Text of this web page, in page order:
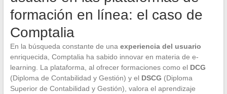
formación en línea: el caso de
Comptalia
En la búsqueda constante de una experiencia del usuario
enriquecida, Comptalia ha sabido innovar en materia de e-
learning. La plataforma, al ofrecer formaciones como el DCG
(Diploma de Contabilidad y Gestión) y el DSCG (Diploma
Superior de Contabilidad y Gestión), valora el aprendizaje